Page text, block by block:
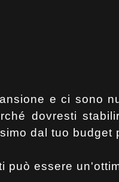
e ci sono
dovresti
dal tuo budget
essere